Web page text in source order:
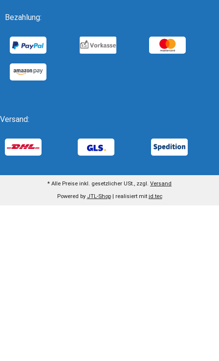
Bezahlung:
Versand:
* Alle Preise inkl. gesetzlicher USt., zzgl. Versand
Powered by JTL-Shop | realisiert mit jd.tec